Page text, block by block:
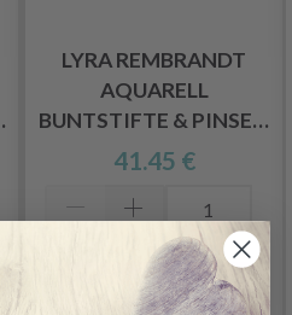
LYRA REMBRANDT
AQUARELL
BUNTSTIFTE & PINSEL,
24 + 1 STÜCK
41.45 €
In den Warenkorb